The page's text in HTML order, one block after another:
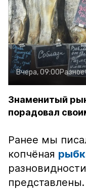
Вчера, 09:00Разное
Знаменитый
порадовал
Ранее мы
копчёная